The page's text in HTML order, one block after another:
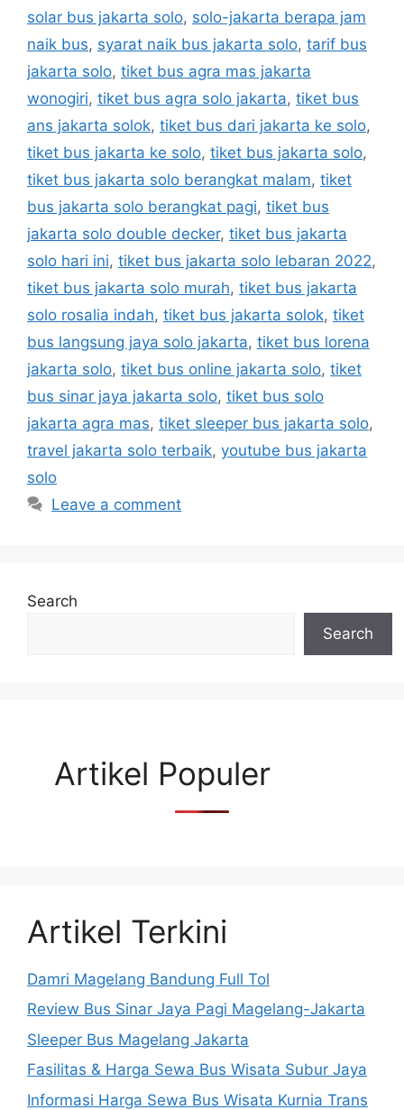
solar bus jakarta solo, solo-jakarta berapa jam
naik bus, syarat naik bus jakarta solo, tarif bus
jakarta solo, tiket bus agra mas jakarta
wonogiri, tiket bus agra solo jakarta, tiket bus
ans jakarta solok, tiket bus dari jakarta ke solo,
tiket bus jakarta ke solo, tiket bus jakarta solo,
tiket bus jakarta solo berangkat malam, tiket
bus jakarta solo berangkat pagi, tiket bus
jakarta solo double decker, tiket bus jakarta
solo hari ini, tiket bus jakarta solo lebaran 2022,
tiket bus jakarta solo murah, tiket bus jakarta
solo rosalia indah, tiket bus jakarta solok, tiket
bus langsung jaya solo jakarta, tiket bus lorena
jakarta solo, tiket bus online jakarta solo, tiket
bus sinar jaya jakarta solo, tiket bus solo
jakarta agra mas, tiket sleeper bus jakarta solo,
travel jakarta solo terbaik, youtube bus jakarta
solo
Leave a comment
Search
Search
Artikel Populer
Artikel Terkini
Damri Magelang Bandung Full Tol
Review Bus Sinar Jaya Pagi Magelang-Jakarta
Sleeper Bus Magelang Jakarta
Fasilitas & Harga Sewa Bus Wisata Subur Jaya
Informasi Harga Sewa Bus Wisata Kurnia Trans